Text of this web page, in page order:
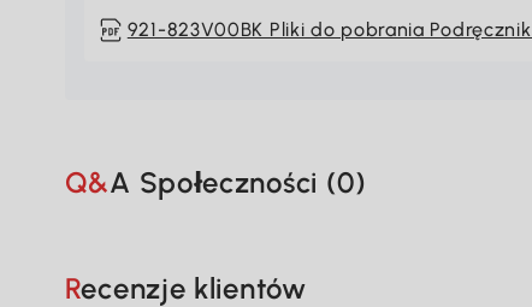
921-823V00BK Pliki do pobrania
Q&A Społeczności (0)
Recenzje klientów